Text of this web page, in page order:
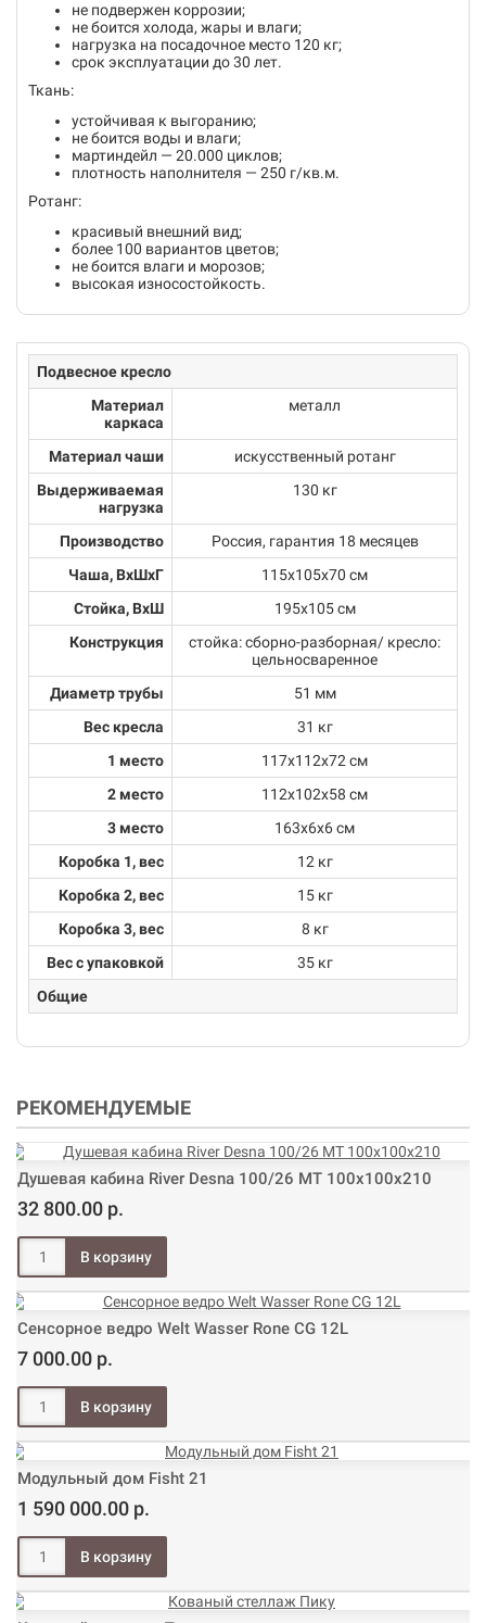
не подвержен коррозии;
не боится холода, жары и влаги;
нагрузка на посадочное место 120 кг;
срок эксплуатации до 30 лет.
Ткань:
устойчивая к выгоранию;
не боится воды и влаги;
мартиндейл — 20.000 циклов;
плотность наполнителя — 250 г/кв.м.
Ротанг:
красивый внешний вид;
более 100 вариантов цветов;
не боится влаги и морозов;
высокая износостойкость.
Подвесное кресло
Материал
каркаса
металл
Материал чаши
искусственный ротанг
Выдерживаемая
нагрузка
130 кг
Производство
Россия, гарантия 18 месяцев
Чаша, ВхШхГ
115х105х70 см
Стойка, ВхШ
195х105 см
Конструкция
стойка: сборно-разборная/ кресло:
цельносваренное
Диаметр трубы
51 мм
Вес кресла
31 кг
1 место
117х112х72 см
2 место
112х102х58 см
3 место
163х6х6 см
Коробка 1, вес
12 кг
Коробка 2, вес
15 кг
Коробка 3, вес
8 кг
Вес с упаковкой
35 кг
Общие
РЕКОМЕНДУЕМЫЕ
Душевая кабина River Desna 100/26 МТ 100х100х210
32 800.00 р.
Сенсорное ведро Welt Wasser Rone CG 12L
7 000.00 р.
Модульный дом Fisht 21
1 590 000.00 р.